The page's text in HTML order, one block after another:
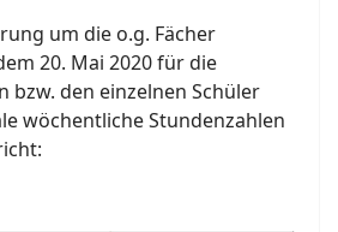
um die o.g. Fächer
20. Mai 2020 für die
bzw. den einzelnen Schüler
wöchentliche Stundenzahlen